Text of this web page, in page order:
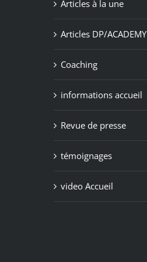
Articles à la une
Articles DP/ACADEMY
Coaching
informations accueil
Revue de presse
témoignages
video Accueil